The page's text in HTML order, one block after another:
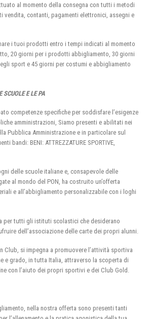
al momento della consegna con tutti i metodi
vendita, contanti, pagamenti elettronici, assegni e
i tuoi prodotti entro i tempi indicati al momento
20 giorni per i prodotti abbigliamento, 30 giorni
sport e 45 giorni per costumi e abbigliamento
SCUOLE E LE PA
competenze specifiche per soddisfare l’esigenze
amministrazioni, Siamo presenti e abilitati nei
Pubblica Amministrazione e in particolare sul
bandi: BENI: ATTREZZATURE SPORTIVE,
delle scuole italiane e, consapevole delle
al mondo del PON, ha costruito un’offerta
e all’abbigliamento personalizzabile con i loghi
per tutti gli istituti scolastici che desiderano
dell’associazione delle carte dei propri alunni.
Club, si impegna a promuovere l’attività sportiva
e grado, in tutta Italia, attraverso la scoperta di
con l’aiuto dei propri sportivi e dei Club Gold.
nella nostra offerta sono presenti tanti